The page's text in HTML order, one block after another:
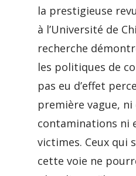
la prestigieuse
à l’Université de
recherche
les politiques de
pas eu d’effet
première vague,
contaminations ni
victimes. Ceux qui
cette voie ne